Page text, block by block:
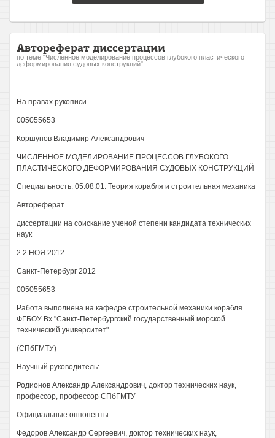
Автореферат диссертации
по теме "Численное моделирование процессов глубокого пластического
деформирования судовых конструкций"
На правах рукописи
005055653
Коршунов Владимир Александрович
ЧИСЛЕННОЕ МОДЕЛИРОВАНИЕ ПРОЦЕССОВ ГЛУБОКОГО
ПЛАСТИЧЕСКОГО ДЕФОРМИРОВАНИЯ СУДОВЫХ КОНСТРУКЦИЙ
Специальность: 05.08.01. Теория корабля и строительная механика
Автореферат
диссертации на соискание ученой степени кандидата технических
наук
2 2 НОЯ 2012
Санкт-Петербург 2012
005055653
Работа выполнена на кафедре строительной механики корабля
ФГБОУ Вх "Санкт-Петербургский государственный морской
технический университет".
(СПбГМТУ)
Научный руководитель:
Родионов Александр Александрович, доктор технических наук,
профессор, профессор СПбГМТУ
Официальные оппоненты:
Федоров Александр Сергеевич, доктор технических наук,